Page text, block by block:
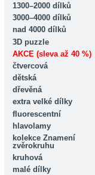
1300–2000 dílků
3000–4000 dílků
nad 4000 dílků
3D puzzle
AKCE (sleva až 40 %)
čtvercová
dětská
dřevěná
extra velké dílky
fluorescentní
hlavolamy
kolekce Znamení
zvěrokruhu
kruhová
malé dílky